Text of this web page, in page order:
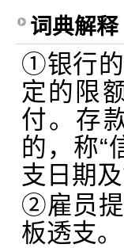
词典解释
①银行的
定的限
付。存
的，称“
支日期
②雇员提
板透支。